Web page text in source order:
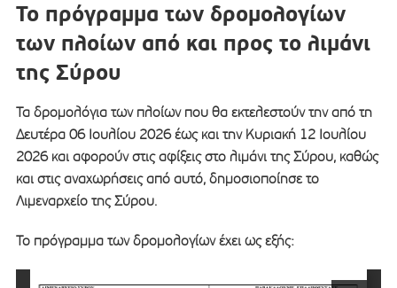
Το πρόγραμμα των δρομολογίων
των πλοίων από και προς το λιμάνι
της Σύρου
Τα δρομολόγια των πλοίων που θα εκτελεστούν την από τη
Δευτέρα 06 Ιουλίου 2026 έως και την Κυριακή 12 Ιουλίου
2026 και αφορούν στις αφίξεις στο λιμάνι της Σύρου, καθώς
και στις αναχωρήσεις από αυτό, δημοσιοποίησε το
Λιμεναρχείο της Σύρου.
Το πρόγραμμα των δρομολογίων έχει ως εξής: